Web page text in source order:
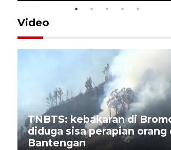
Video
TNBTS: kebakaran di
diduga sisa perapian orang
Bantengan